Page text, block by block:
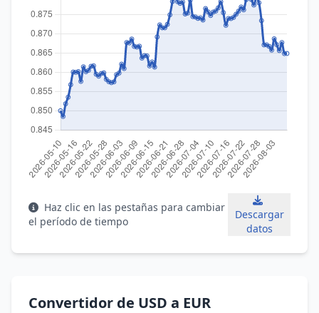
Haz clic en las pestañas para cambiar
el período de tiempo
Descargar
datos
Convertidor de USD a EUR